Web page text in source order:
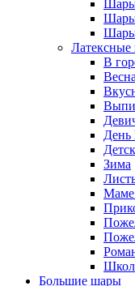
Шары
Шары
В
День
Зима
Маме
Большие шары